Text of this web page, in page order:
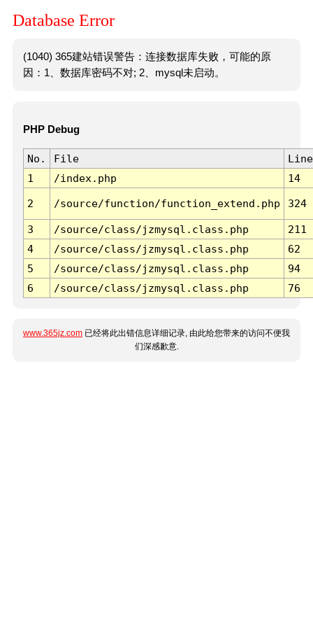
Database Error
(1040) 365建站错误警告：连接数据库失败，可能的原
因：1、数据库密码不对; 2、mysql未启动。
PHP Debug
No. File
Line
1
/index.php 14
2 /source/function/function_extend.php 324
3 /source/class/jzmysql.class.php
211
4
/source/class/jzmysql.class.php
62
5
/source/class/jzmysql.class.php
94
6
/source/class/jzmysql.class.php 76
www.365jz.com 已经将此出错信息详细记录, 由此给您带来的访问不便我
们深感歉意.